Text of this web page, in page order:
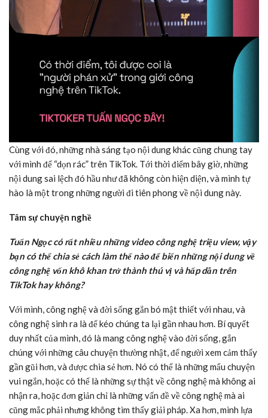
Cùng với đó, những nhà sáng tạo nội dung khác cũng chung tay
với mình để “dọn rác” trên TikTok. Tới thời điểm bây giờ, những
nội dung sai lệch đó hầu như đã không còn hiện diện, và mình tự
hào là một trong những người đi tiên phong về nội dung này.
Tâm sự chuyện nghề
Tuấn Ngọc có rất nhiều những video công nghệ triệu view, vậy
bạn có thể chia sẻ cách làm thế nào để biến những nội dung về
công nghệ vốn khô khan trở thành thú vị và hấp dẫn trên
TikTok hay không?
Với mình, công nghệ và đời sống gắn bó mật thiết với nhau, và
công nghệ sinh ra là để kéo chúng ta lại gần nhau hơn. Bí quyết
duy nhất của mình, đó là mang công nghệ vào đời sống, gắn
chúng với những câu chuyện thường nhật, để người xem cảm thấy
gần gũi hơn, và được chia sẻ hơn. Nó có thể là những mẩu chuyện
vui ngắn, hoặc có thể là những sự thật về công nghệ mà không ai
nhận ra, hoặc đơn giản chỉ là những vấn đề về công nghệ mà ai
cũng mắc phải nhưng không tìm thấy giải pháp. Xa hơn, mình lựa